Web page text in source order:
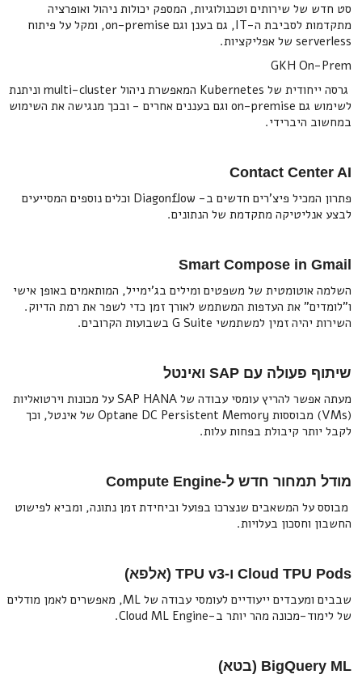
סט חדש של שירותים וטכנולוגיות, המספק יכולות ניהול ואופרציה
מתקדמות לסביבת ה-IT, גם בענן וגם on-premise, ומקל על פיתוח
serverless של אפליקציות.
GKH On-Prem
גרסה ייחודית של Kubernetes המאפשרת ניהול multi-cluster וניתנת
לשימוש גם on-premise וגם בעננים אחרים - ובכך מנגישה את השימוש
במחשוב היברידי.
Contact Center AI
פתרון המכיל פיצ'רים חדשים ב- Diagonflow וכלים נוספים המסייעים
לבצע אנליטיקה מתקדמת של הנתונים.
Smart Compose in Gmail
השלמה אוטומטית של משפטים ומילים בג'ימייל, המותאמים באופן אישי
ו"לומדים" את העדפות המשתמש לאורך זמן כדי לשפר את רמת הדיוק.
השירות יהיה זמין למשתמשי G Suite בשבועות הקרובים.
שיתוף פעולה עם SAP ואינטל
מעתה אפשר להריץ עומסי עבודה של SAP HANA על מכונות וירטואליות
(VMs) מבוססות Optane DC Persistent Memory של אינטל, וכך
לקבל יותר קיבולת בפחות עלות.
מודל תמחור חדש ל-Compute Engine
מבוסס על המשאבים שנצרכו בפועל וביחידת זמן נתונה, ומביא לפישוט
החשבון וחסכון בעלויות.
Cloud TPU Pods ו-TPU v3 (אלפא)
שבבים ומעבדים ייעודיים לעומסי עבודה של ML, מאפשרים לאמן מודלים
של לימוד-מכונה מהר יותר ב-Cloud ML Engine.
BigQuery ML (בטא)